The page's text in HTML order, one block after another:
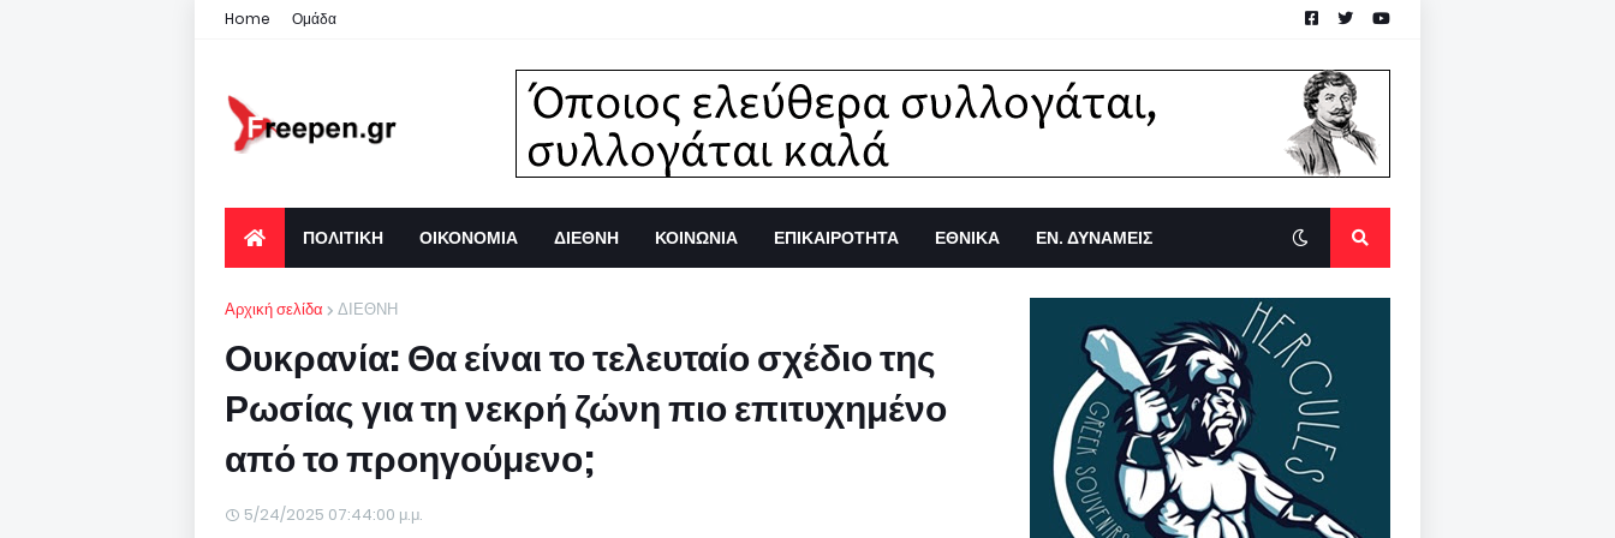
Home Ομάδα
ΠΟΛΙΤΙΚΗ ΟΙΚΟΝΟΜΙΑ ΔΙΕΘΝΗ ΚΟΙΝΩΝΙΑ ΕΠΙΚΑΙΡΟΤΗΤΑ ΕΘΝΙΚΑ ΕΝ. ΔΥΝΑΜΕΙΣ
Αρχική σελίδα ΔΙΕΘΝΗ
Ουκρανία: Θα είναι το τελευταίο σχέδιο της
Ρωσίας για τη νεκρή ζώνη πιο επιτυχημένο
από το προηγούμενο;
5/24/2025 07:44:00 μ.μ.